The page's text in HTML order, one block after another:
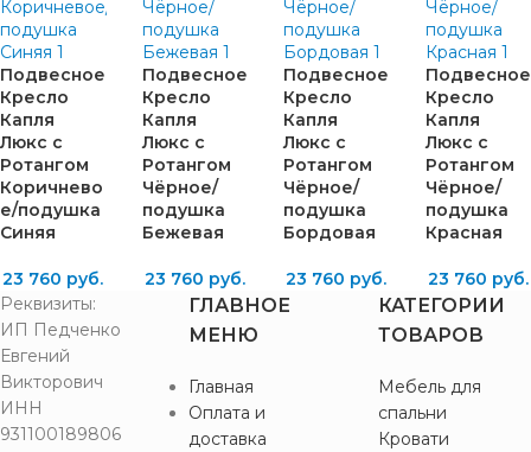
Подвесное
Кресло
Капля
Люкс с
Ротангом
Коричнево
е/подушка
Синяя
23 760 руб.
Подвесное
Кресло
Капля
Люкс с
Ротангом
Чёрное/
подушка
Бежевая
23 760 руб.
Подвесное
Кресло
Капля
Люкс с
Ротангом
Чёрное/
подушка
Бордовая
23 760 руб.
Подвесное
Кресло
Капля
Люкс с
Ротангом
Чёрное/
подушка
Красная
23 760 руб.
Реквизиты:
ИП Педченко
Евгений
Викторович
ИНН
931100189806
ГЛАВНОЕ
МЕНЮ
Главная
Оплата и
доставка
КАТЕГОРИИ
ТОВАРОВ
Мебель для
спальни
Кровати